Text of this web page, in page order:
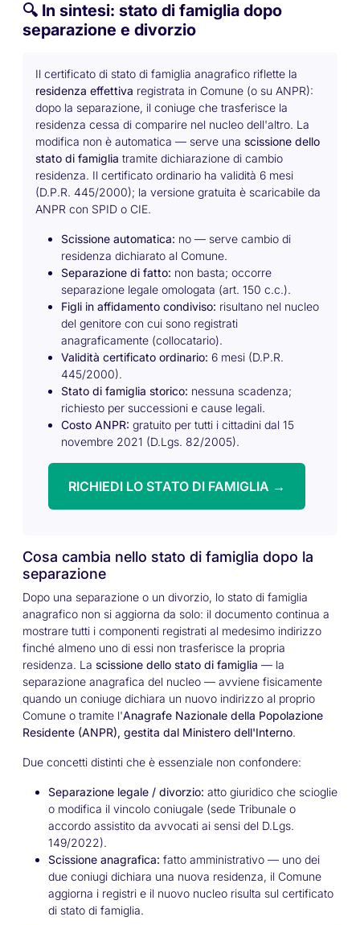
🔍 In sintesi: stato di famiglia dopo
separazione e divorzio
Il certificato di stato di famiglia anagrafico riflette la
residenza effettiva registrata in Comune (o su ANPR):
dopo la separazione, il coniuge che trasferisce la
residenza cessa di comparire nel nucleo dell'altro. La
modifica non è automatica — serve una scissione dello
stato di famiglia tramite dichiarazione di cambio
residenza. Il certificato ordinario ha validità 6 mesi
(D.P.R. 445/2000); la versione gratuita è scaricabile da
ANPR con SPID o CIE.
Scissione automatica: no — serve cambio di
residenza dichiarato al Comune.
Separazione di fatto: non basta; occorre
separazione legale omologata (art. 150 c.c.).
Figli in affidamento condiviso: risultano nel nucleo
del genitore con cui sono registrati
anagraficamente (collocatario).
Validità certificato ordinario: 6 mesi (D.P.R.
445/2000).
Stato di famiglia storico: nessuna scadenza;
richiesto per successioni e cause legali.
Costo ANPR: gratuito per tutti i cittadini dal 15
novembre 2021 (D.Lgs. 82/2005).
RICHIEDI LO STATO DI FAMIGLIA →
Cosa cambia nello stato di famiglia dopo la
separazione
Dopo una separazione o un divorzio, lo stato di famiglia
anagrafico non si aggiorna da solo: il documento continua a
mostrare tutti i componenti registrati al medesimo indirizzo
finché almeno uno di essi non trasferisce la propria
residenza. La scissione dello stato di famiglia — la
separazione anagrafica del nucleo — avviene fisicamente
quando un coniuge dichiara un nuovo indirizzo al proprio
Comune o tramite l'Anagrafe Nazionale della Popolazione
Residente (ANPR), gestita dal Ministero dell'Interno.
Due concetti distinti che è essenziale non confondere:
Separazione legale / divorzio: atto giuridico che scioglie
o modifica il vincolo coniugale (sede Tribunale o
accordo assistito da avvocati ai sensi del D.Lgs.
149/2022).
Scissione anagrafica: fatto amministrativo — uno dei
due coniugi dichiara una nuova residenza, il Comune
aggiorna i registri e il nuovo nucleo risulta sul certificato
di stato di famiglia.